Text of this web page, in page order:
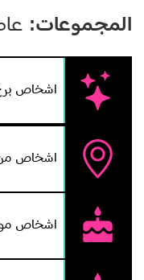
المجموعات:
اشخاص
اشخاص
اشخاص